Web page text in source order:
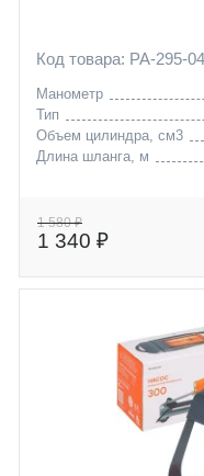
Код товара: PA-295-04
Манометр
Тип
Объем цилиндра, см3
Длина шланга, м
1 580 ₽
1 340 ₽